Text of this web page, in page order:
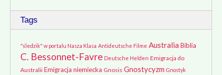
Tags
"śledzik" w portalu Nasza Klasa Antideutsche Filme AustraliaBiblia
C. Bessonnet-Favre Deutsche Helden Emigracja do
Australii Emigracja niemiecka Gnosis Gnostycyzm Gnostyk